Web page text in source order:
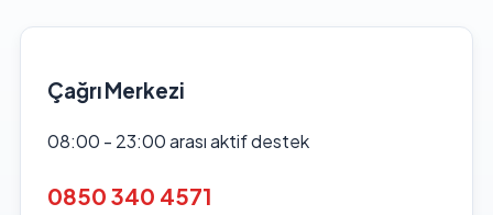
Çağrı Merkezi
08:00 - 23:00 arası aktif destek
0850 340 4571